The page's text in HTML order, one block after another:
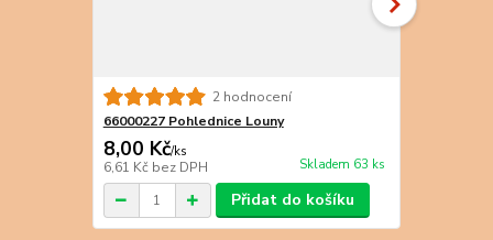
2 hodnocení
66000227 Pohlednice Louny
8,00 Kč/ks
6,61 Kč bez DPH Skladem 63 ks
Přidat do košíku